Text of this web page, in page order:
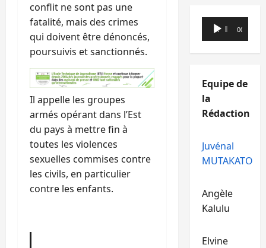
conflit ne sont pas une
fatalité, mais des crimes
qui doivent être dénoncés,
poursuivis et sanctionnés.
Il appelle les groupes
armés opérant dans l’Est
du pays à mettre fin à
toutes les violences
sexuelles commises contre
les civils, en particulier
contre les enfants.
Lecteur
audio
00:00 00:00
Equipe de
la
Rédaction
Juvénal
MUTAKATO
Angèle
Kalulu
Elvine